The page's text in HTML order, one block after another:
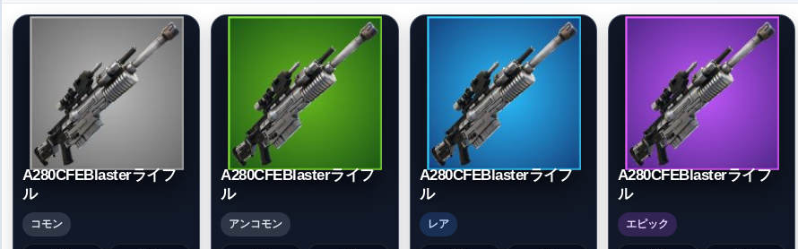
A280CFEBlasterライフ
ル
コモン
A280CFEBlasterライフ
ル
アンコモン
A280CFEBlasterライフ
ル
レア
A280CFEBlasterライフ
ル
エピック